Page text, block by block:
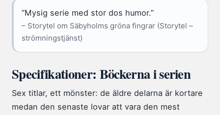
”Mysig serie med stor dos humor.”
– Storytel om Säbyholms gröna fingrar (Storytel –
strömningstjänst)
Specifikationer: Böckerna i serien
Sex titlar, ett mönster: de äldre delarna är kortare
medan den senaste lovar att vara den mest